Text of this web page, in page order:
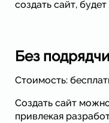
создать сайт,
Без
Стоимость:
Создать сайт
привлекая